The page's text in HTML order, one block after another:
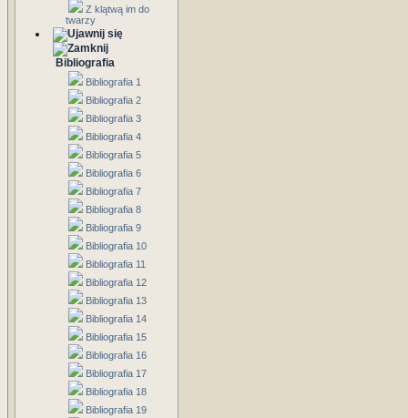
Z klątwą im do
twarzy
Bibliografia
Bibliografia 1
Bibliografia 2
Bibliografia 3
Bibliografia 4
Bibliografia 5
Bibliografia 6
Bibliografia 7
Bibliografia 8
Bibliografia 9
Bibliografia 10
Bibliografia 11
Bibliografia 12
Bibliografia 13
Bibliografia 14
Bibliografia 15
Bibliografia 16
Bibliografia 17
Bibliografia 18
Bibliografia 19